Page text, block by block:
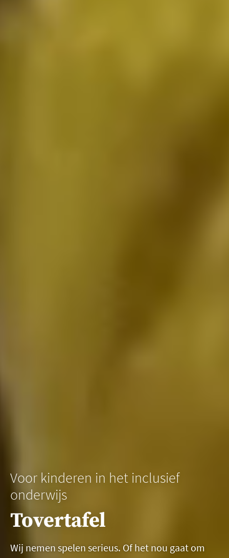
Voor kinderen in het inclusief
onderwijs
Tovertafel
Wij nemen spelen serieus. Of het nou gaat om